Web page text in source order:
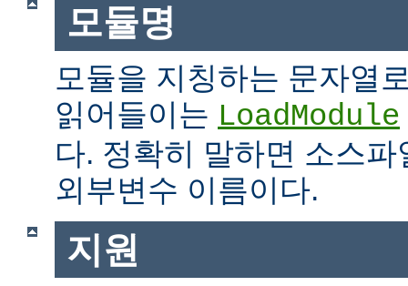
모듈명
모듈을 지칭하는 문자열
읽어들이는 LoadModule
다. 정확히 말하면 소스
외부변수 이름이다.
지원